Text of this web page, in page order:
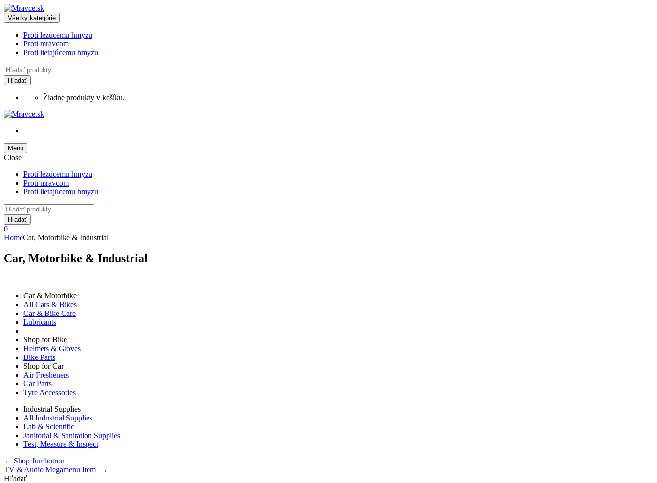
Skip
to
navigation
Skip
to
content
Všetky kategórie
Proti lezúcemu hmyzu
Proti mravcom
Proti lietajúcemu hmyzu
Search
for:Hľadať
Žiadne produkty v košíku.
Menu
Close
Proti lezúcemu hmyzu
Proti mravcom
Proti lietajúcemu hmyzu
Search
for:Hľadať
0
HomeCar, Motorbike & Industrial
Car, Motorbike & Industrial
Car & Motorbike
All Cars & Bikes
Car & Bike Care
Lubricants
Shop for Bike
Helmets & Gloves
Bike Parts
Shop for Car
Air Fresheners
Car Parts
Tyre Accessories
Industrial Supplies
All Industrial Supplies
Lab & Scientific
Janitorial & Sanitation Supplies
Test, Measure & Inspect
Navigácia
v
článku
← Shop Jumbotron
TV & Audio Megamenu Item
→
Hľadať